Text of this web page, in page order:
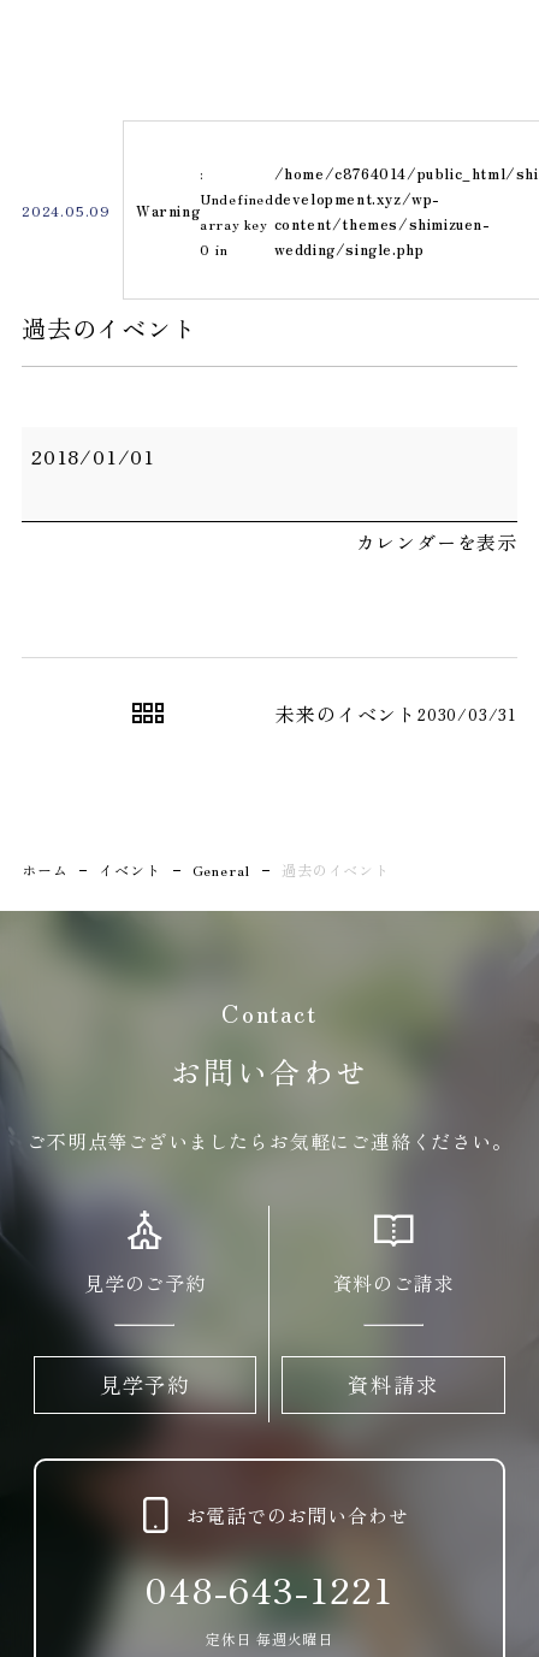
施設案内
よくある
質問
資料請求
2024.05.09 Warning
:
Undefined
array key
0 in
/home/c8764014/public_html/
development.xyz/wp-
content/themes/shimizuen-
wedding/single.php
過去のイベント
過
の
2018/01/01
カレンダーを表示
未来のイベント2030/03/31
ホーム イベント General 過去のイベント
Contact
お問い合わせ
ご不明点等ございましたらお気軽にご連絡ください。
見学のご予約
見学予約
資料のご請求
資料請求
お電話でのお問い合わせ
048-643-1221
定休日 毎週火曜日